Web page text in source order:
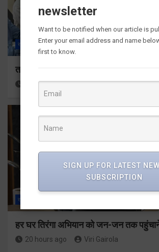
राज्य ALL देहरादून
तकनीकी शिक्षा विभाग प्रदेशभर में आयोजित
19 hours ago Viri Gairola
राज्य
हर घर तिरंगा अभियान को जन-जन तक
20 hours ago Viri Gairola
newsletter
Want to be notified when our article is
Enter your email address and name
first to know.
SIGN UP FOR LATEST
SUBSCRIPTION